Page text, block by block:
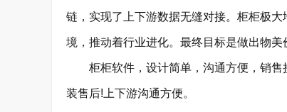
链，实现了上下游数据无缝对接。柜柜极
境，推动着行业进化。最终目标是做出物美
柜柜软件，设计简单，沟通方便，销售
装售后!上下游沟通方便。